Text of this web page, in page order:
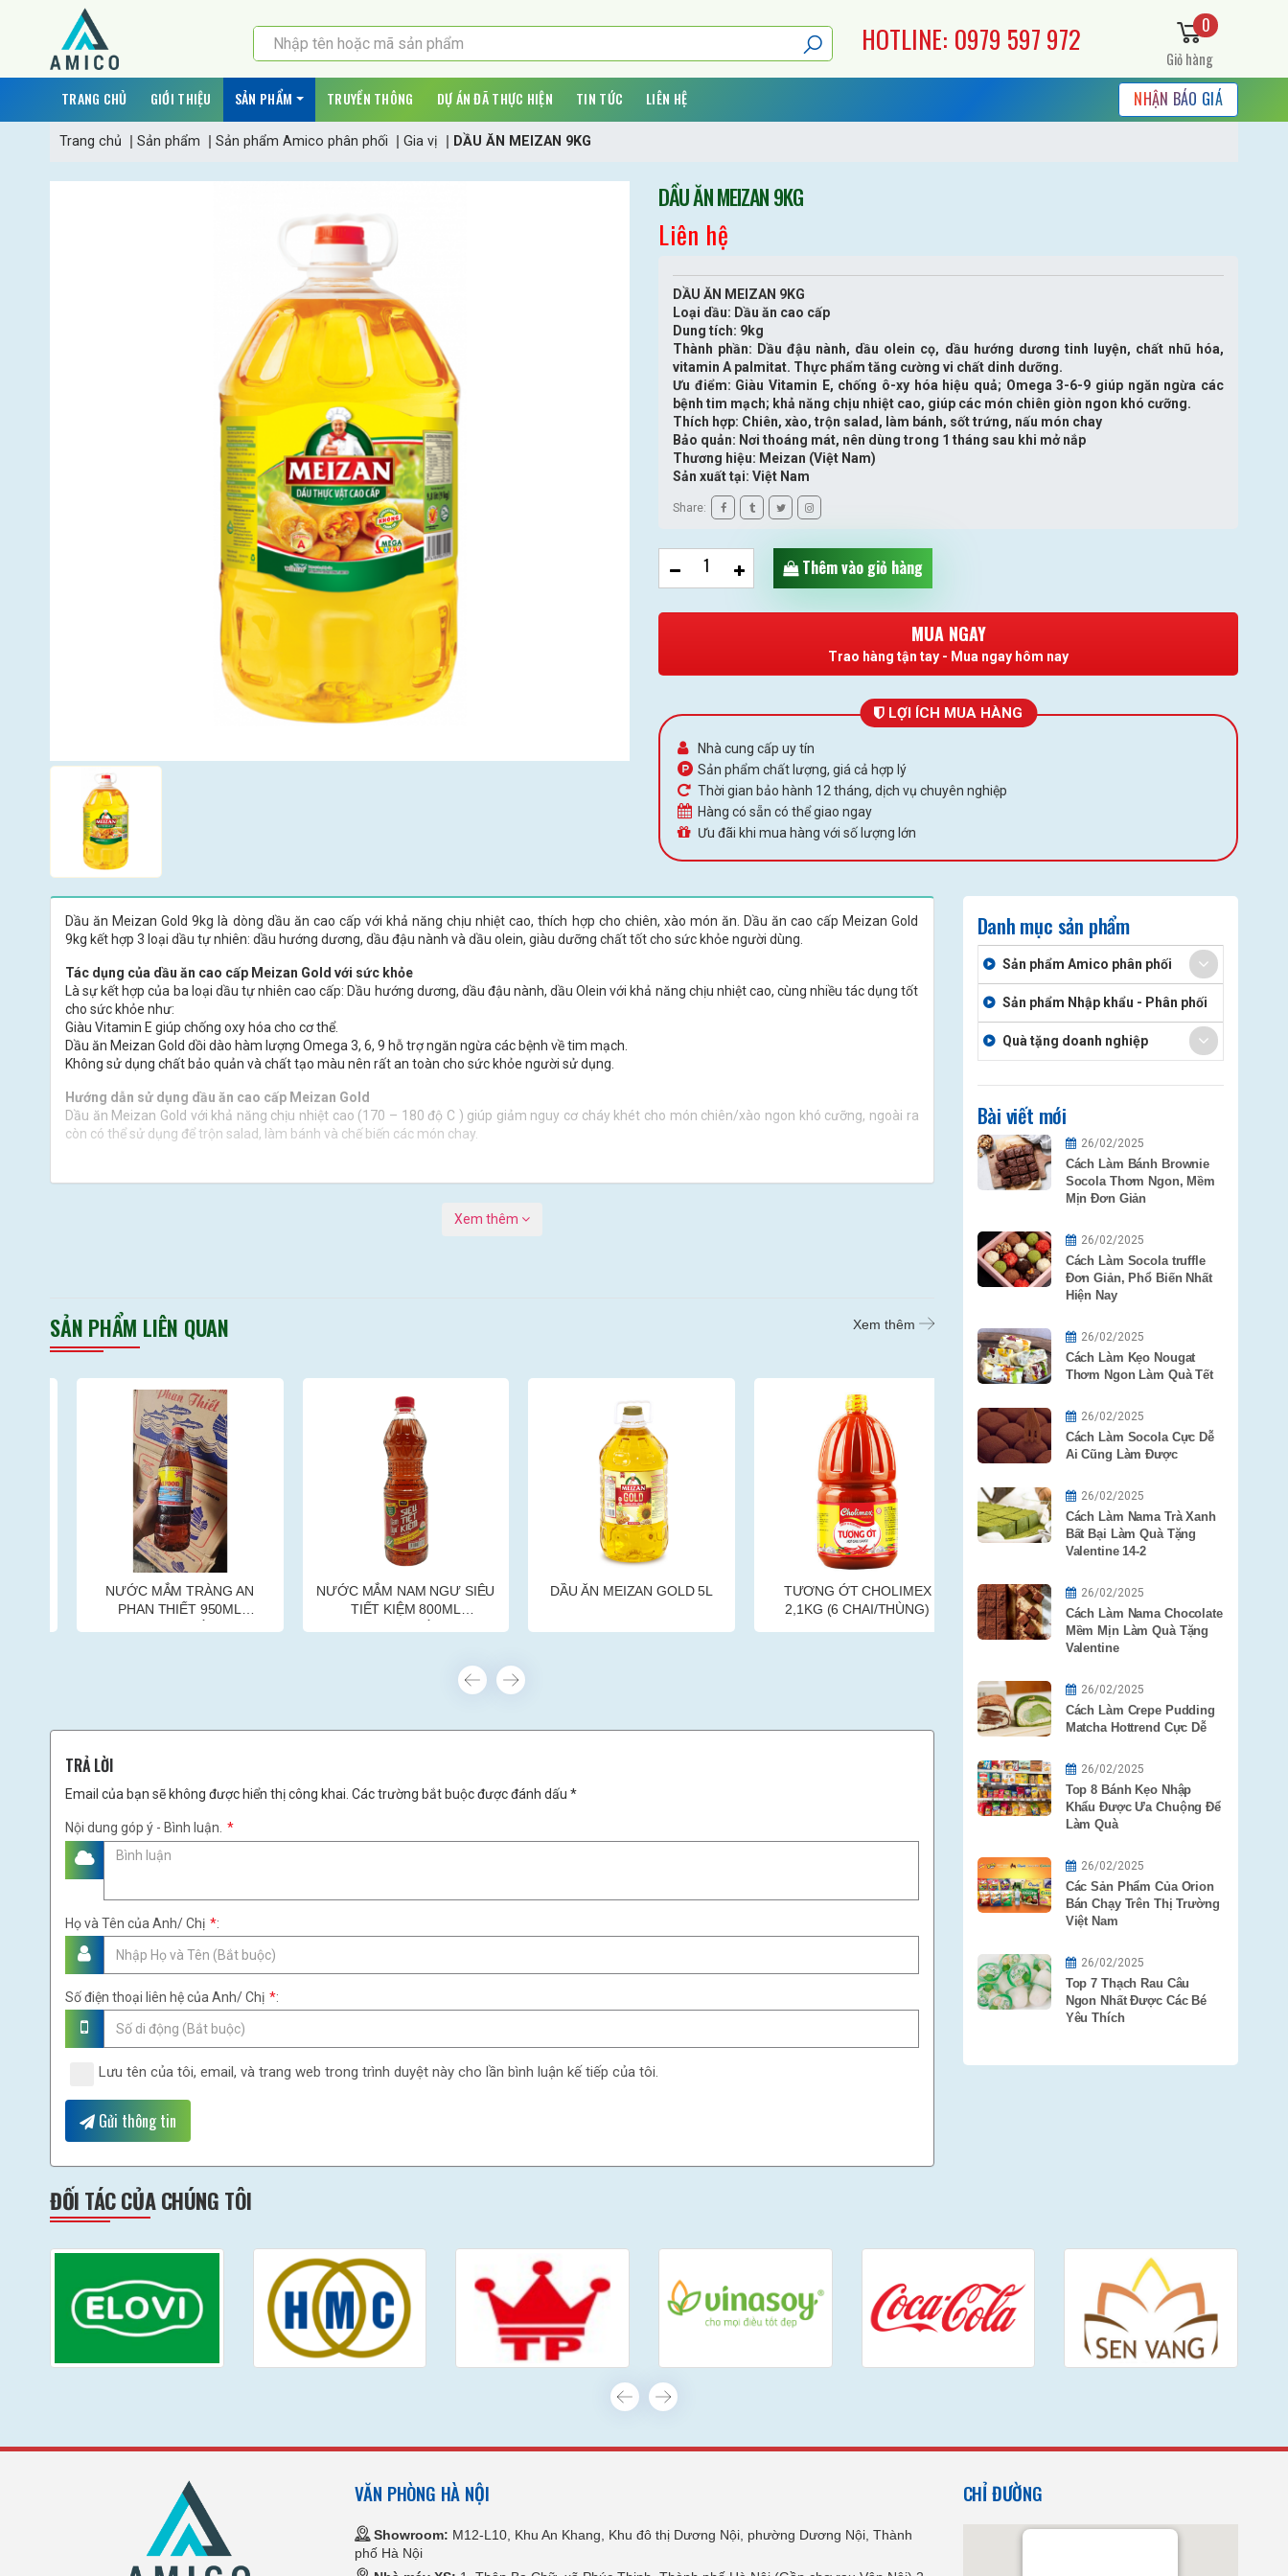
HOTLINE: 0979 597 972 0
Giỏ hàng
TRANG CHỦ
GIỚI THIỆU SẢN PHẨM TRUYỀN THÔNG DỰ ÁN ĐÃ THỰC HIỆN TIN TỨC LIÊN HỆ NHẬN BÁO GIÁ
Trang chủ Sản phẩm Sản phẩm Amico phân phối Gia vị DẦU ĂN MEIZAN 9KG
DẦU ĂN MEIZAN 9KG
Liên hệ
DẦU ĂN MEIZAN 9KG
Loại dầu: Dầu ăn cao cấp
Dung tích: 9kg
Thành phần: Dầu đậu nành, dầu olein cọ, dầu hướng dương tinh luyện, chất nhũ hóa,
vitamin A palmitat. Thực phẩm tăng cường vi chất dinh dưỡng.
Ưu điểm: Giàu Vitamin E, chống ô-xy hóa hiệu quả; Omega 3-6-9 giúp ngăn ngừa các
bệnh tim mạch; khả năng chịu nhiệt cao, giúp các món chiên giòn ngon khó cưỡng.
Thích hợp: Chiên, xào, trộn salad, làm bánh, sốt trứng, nấu món chay
Bảo quản: Nơi thoáng mát, nên dùng trong 1 tháng sau khi mở nắp
Thương hiệu: Meizan (Việt Nam)
Sản xuất tại: Việt Nam
Share:
Thêm vào giỏ hàng
MUA NGAY
Trao hàng tận tay - Mua ngay hôm nay
LỢI ÍCH MUA HÀNG
Nhà cung cấp uy tín
Sản phẩm chất lượng, giá cả hợp lý
Thời gian bảo hành 12 tháng, dịch vụ chuyên nghiệp
Hàng có sẵn có thể giao ngay
Ưu đãi khi mua hàng với số lượng lớn
Dầu ăn Meizan Gold 9kg là dòng dầu ăn cao cấp với khả năng chịu nhiệt cao, thích hợp cho chiên, xào món ăn. Dầu ăn cao cấp Meizan Gold
9kg kết hợp 3 loại dầu tự nhiên: dầu hướng dương, dầu đậu nành và dầu olein, giàu dưỡng chất tốt cho sức khỏe người dùng.
Tác dụng của dầu ăn cao cấp Meizan Gold với sức khỏe
Là sự kết hợp của ba loại dầu tự nhiên cao cấp: Dầu hướng dương, dầu đậu nành, dầu Olein với khả năng chịu nhiệt cao, cùng nhiều tác dụng tốt
cho sức khỏe như:
Giàu Vitamin E giúp chống oxy hóa cho cơ thể.
Dầu ăn Meizan Gold dồi dào hàm lượng Omega 3, 6, 9 hỗ trợ ngăn ngừa các bệnh về tim mạch.
Không sử dụng chất bảo quản và chất tạo màu nên rất an toàn cho sức khỏe người sử dụng.
Hướng dẫn sử dụng dầu ăn cao cấp Meizan Gold
Dầu ăn Meizan Gold với khả năng chịu nhiệt cao (170 – 180 độ C ) giúp giảm nguy cơ cháy khét cho món chiên/xào ngon khó cưỡng, ngoài ra
còn có thể sử dụng để trộn salad, làm bánh và chế biến các món chay.
Xem thêm
SẢN PHẨM LIÊN QUAN Xem thêm
NƯỚC MẮM TRÀNG AN
PHAN THIẾT 950ML
NƯỚC MẮM NAM NGƯ SIÊU
TIẾT KIỆM 800ML
DẦU ĂN MEIZAN GOLD 5L
TƯƠNG ỚT CHOLIMEX
2,1KG (6 CHAI/THÙNG)
TƯƠNG ỚT TRÀNG AN 2L (6
CHAI/THÙNG)
TRẢ LỜI
Email của bạn sẽ không được hiển thị công khai. Các trường bắt buộc được đánh dấu *
Nội dung góp ý - Bình luận. *
Họ và Tên của Anh/ Chị *:
Số điện thoại liên hệ của Anh/ Chị *:
Lưu tên của tôi, email, và trang web trong trình duyệt này cho lần bình luận kế tiếp của tôi.
Gửi thông tin
Danh mục sản phẩm
Sản phẩm Amico phân phối
Sản phẩm Nhập khẩu - Phân phối
Quà tặng doanh nghiệp
Bài viết mới
26/02/2025
Cách Làm Bánh Brownie
Socola Thơm Ngon, Mềm
Mịn Đơn Giản
26/02/2025
Cách Làm Socola truffle
Đơn Giản, Phổ Biến Nhất
Hiện Nay
26/02/2025
Cách Làm Kẹo Nougat
Thơm Ngon Làm Quà Tết
26/02/2025
Cách Làm Socola Cực Dễ
Ai Cũng Làm Được
26/02/2025
Cách Làm Nama Trà Xanh
Bất Bại Làm Quà Tặng
Valentine 14-2
26/02/2025
Cách Làm Nama Chocolate
Mềm Mịn Làm Quà Tặng
Valentine
26/02/2025
Cách Làm Crepe Pudding
Matcha Hottrend Cực Dễ
26/02/2025
Top 8 Bánh Kẹo Nhập
Khẩu Được Ưa Chuộng Để
Làm Quà
26/02/2025
Các Sản Phẩm Của Orion
Bán Chạy Trên Thị Trường
Việt Nam
26/02/2025
Top 7 Thạch Rau Câu
Ngon Nhất Được Các Bé
Yêu Thích
ĐỐI TÁC CỦA CHÚNG TÔI
VĂN PHÒNG HÀ NỘI
Showroom: M12-L10, Khu An Khang, Khu đô thị Dương Nội, phường Dương Nội, Thành
phố Hà Nội
CHỈ ĐƯỜNG